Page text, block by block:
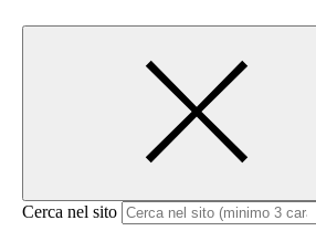
Cerca nel sito